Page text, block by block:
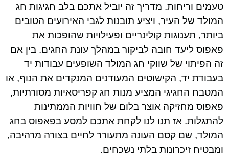
טעמים וריחות. מדריך זה יוביל אתכם בלב חגיגות חג
המולד של העיר, ויציע תובנות לגבי האירועים הטובים
ביותר, תענוגות קולינריים ופעילויות שהופכות את
פאפוס ליעד חובה לביקור במהלך עונת החגים. בין אם
זה הפיתוי של שווקי חג המולד השופעים עבודות יד
בעבודת יד, הקישוטים המעודנים המנקדים את הנוף, או
המטבח החגיגי המציע מנות חג קפריסאיות מסורתיות,
פאפוס מחזיקה אוצר בלום של חוויות הממתינות
להתגלות. אז תנו לנו לקחת אתכם למסע בפאפוס בחג
המולד, שם קסם העונה מתעורר לחיים בצורה מרהיבה,
ומבטיח זיכרונות בלתי נשכחים.